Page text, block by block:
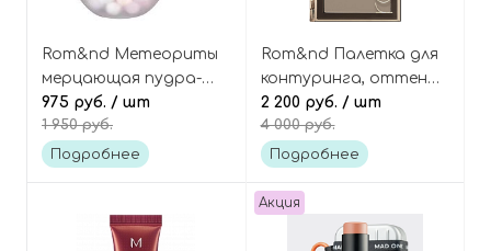
Rom&nd Метеориты
мерцающая пудра-
вуаль в шариках,
оттенок 01 Gleamy
Veil, Sheer Powder
975 руб. / шт
1 950 руб.
Подробнее
Rom&nd Палетка для
контуринга, оттенок
02 Gray Cool, Better
Than Contour
2 200 руб. / шт
4 000 руб.
Подробнее
Акция